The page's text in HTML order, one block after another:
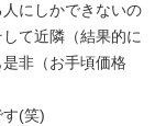
人にしかできないの
て近隣（結果的に
非（お手頃価格
す(笑)